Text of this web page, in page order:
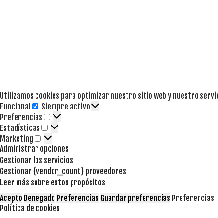
Utilizamos cookies para optimizar nuestro sitio web y nuestro
Funcional
Funcional
Siempre activo
Preferencias
Preferencias
Estadísticas Estadísticas
Marketing Marketing
Administrar opciones
Gestionar los servicios
Gestionar {vendor_count} proveedores
Leer más sobre estos propósitos
Acepto Denegado Preferencias Guardar preferencias Preferencias
Política de cookies